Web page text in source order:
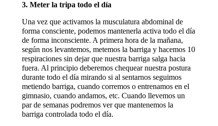
3. Meter la tripa todo el día
Una vez que activamos la musculatura abdominal de
forma consciente, podemos mantenerla activa todo el día
de forma inconsciente. A primera hora de la mañana,
según nos levantemos, metemos la barriga y hacemos 10
respiraciones sin dejar que nuestra barriga salga hacia
fuera. Al principio deberemos chequear nuestra postura
durante todo el día mirando si al sentarnos seguimos
metiendo barriga, cuando corremos o entrenamos en el
gimnasio, cuando andamos, etc. Cuando llevemos un
par de semanas podremos ver que mantenemos la
barriga controlada todo el día.